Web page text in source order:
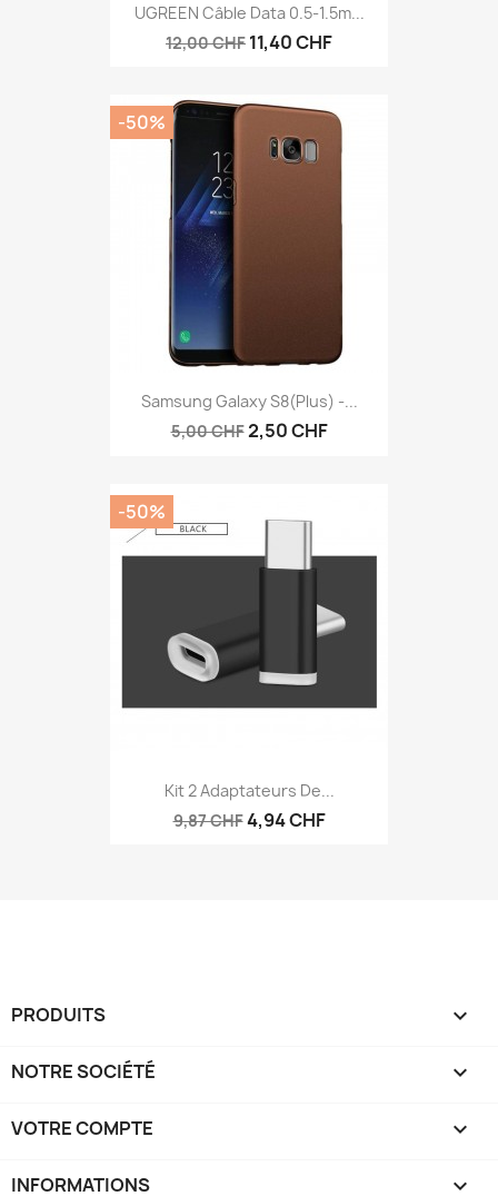
UGREEN Câble Data 0.5-1.5m...
12,00 CHF 11,40 CHF
Samsung Galaxy S8(plus) -...
5,00 CHF2,50 CHF
-50%
Kit 2 Adaptateurs De...
9,87 CHF4,94 CHF
-50%
PRODUITS 
NOTRE SOCIÉTÉ 
VOTRE COMPTE 
INFORMATIONS keyboard_arrow_down